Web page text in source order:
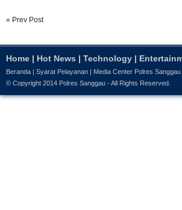
« Prev Post
Home | Hot News | Technology |
Beranda Syarat Pelayanan Media Center Polres Sanggau
© Copyright 2014 Polres Sanggau - All Rights Reserved.